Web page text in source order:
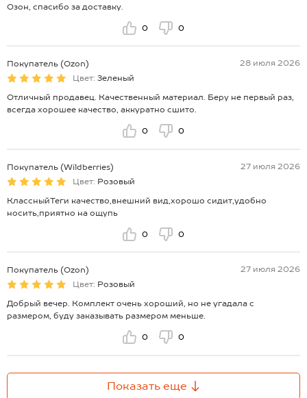
Озон, спасибо за доставку.
0 0
Покупатель (Ozon)
28 июля 2026
Цвет: Зеленый
Отличный продавец. Качественный материал. Беру не первый раз,
всегда хорошее качество, аккуратно сшито.
0 0
Покупатель (Wildberries)
27 июля 2026
Цвет: Розовый
КлассныйТеги качество,внешний вид,хорошо сидит,удобно
носить,приятно на ощупь
0 0
Покупатель (Ozon)
27 июля 2026
Цвет: Розовый
Добрый вечер. Комплект очень хороший, но не угадала с
размером, буду заказывать размером меньше.
0 0
Показать еще